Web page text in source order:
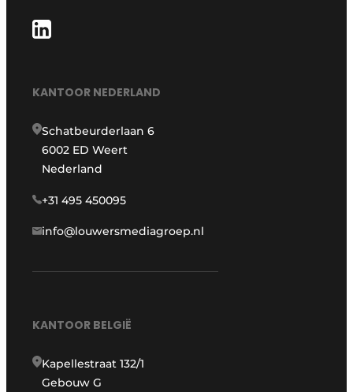
KANTOOR NEDERLAND
Schatbeurderlaan 6
6002 ED Weert
Nederland
+31 495 450095
info@louwersmediagroep.nl
KANTOOR BELGIË
Kapellestraat 132/1
Gebouw G